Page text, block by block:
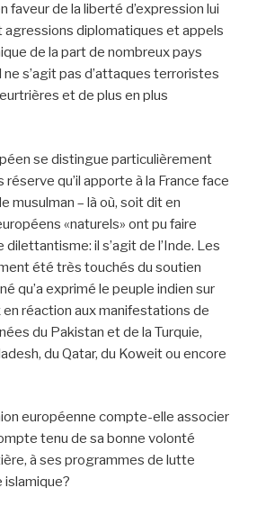
faveur de la liberté d’expression lui
diplomatiques et appels
de la part de nombreux pays
ne s’agit pas d’attaques terroristes
et de plus en plus
se distingue particulièrement
réserve qu’il apporte à la France face
musulman – là où, soit dit en
«naturels» ont pu faire
dilettantisme: il s’agit de l’Inde. Les
été très touchés du soutien
qu’a exprimé le peuple indien sur
réaction aux manifestations de
du Pakistan et de la Turquie,
du Qatar, du Koweit ou encore
européenne compte-elle associer
tenu de sa bonne volonté
à ses programmes de lutte